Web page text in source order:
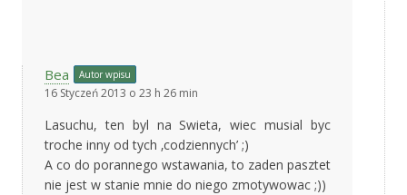
Bea Autor wpisu
16 Styczeń 2013 o 23 h 26 min
Lasuchu, ten byl na Swieta, wiec musial byc
troche inny od tych ‚codziennych’ ;)
A co do porannego wstawania, to zaden pasztet
nie jest w stanie mnie do niego zmotywowac ;))